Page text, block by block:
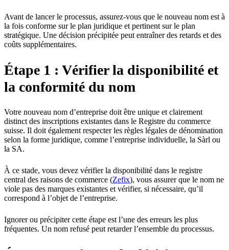
Avant de lancer le processus, assurez-vous que le nouveau nom est à
la fois conforme sur le plan juridique et pertinent sur le plan
stratégique. Une décision précipitée peut entraîner des retards et des
coûts supplémentaires.
Étape 1 : Vérifier la disponibilité et
la conformité du nom
Votre nouveau nom d’entreprise doit être unique et clairement
distinct des inscriptions existantes dans le Registre du commerce
suisse. Il doit également respecter les règles légales de dénomination
selon la forme juridique, comme l’entreprise individuelle, la Sàrl ou
la SA.
À ce stade, vous devez vérifier la disponibilité dans le registre
central des raisons de commerce (Zefix), vous assurer que le nom ne
viole pas des marques existantes et vérifier, si nécessaire, qu’il
correspond à l’objet de l’entreprise.
Ignorer ou précipiter cette étape est l’une des erreurs les plus
fréquentes. Un nom refusé peut retarder l’ensemble du processus.